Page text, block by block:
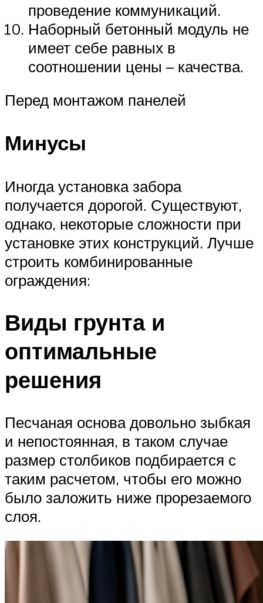
проведение коммуникаций.
Наборный бетонный модуль не
имеет себе равных в
соотношении цены – качества.
Перед монтажом панелей
Минусы
Иногда установка забора
получается дорогой. Существуют,
однако, некоторые сложности при
установке этих конструкций. Лучше
строить комбинированные
ограждения:
Виды грунта и
оптимальные
решения
Песчаная основа довольно зыбкая
и непостоянная, в таком случае
размер столбиков подбирается с
таким расчетом, чтобы его можно
было заложить ниже прорезаемого
слоя.